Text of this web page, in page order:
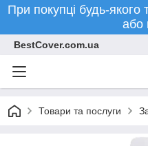
При покупці будь-
або
BestCover.com.ua
Товари та послуги